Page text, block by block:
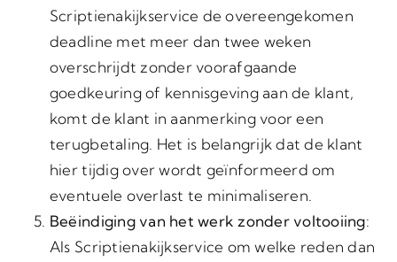
Scriptienakijkservice de overeengekomen
deadline met meer dan twee weken
overschrijdt zonder voorafgaande
goedkeuring of kennisgeving aan de klant,
komt de klant in aanmerking voor een
terugbetaling. Het is belangrijk dat de klant
hier tijdig over wordt geïnformeerd om
eventuele overlast te minimaliseren.
Beëindiging van het werk zonder voltooiing:
Als Scriptienakijkservice om welke reden dan